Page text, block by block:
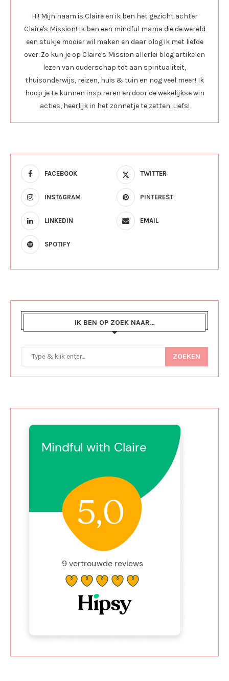
Hi! Mijn naam is Claire en ik ben het gezicht achter
Claire's Mission! Ik ben een mindful mama die de wereld
een stukje mooier wil maken en daar blog ik met liefde
over. Zo kun je op Claire's Mission allerlei blog artikelen
lezen van ouderschap tot aan spiritualiteit,
thuisonderwijs, reizen, huis & tuin en nog veel meer! Ik
hoop je te kunnen inspireren en door de wekelijkse win
acties, heerlijk in het zonnetje te zetten. Liefs!
FACEBOOK TWITTER
INSTAGRAM PINTEREST
LINKEDIN EMAIL
SPOTIFY
IK BEN OP ZOEK NAAR…
ZOEKEN